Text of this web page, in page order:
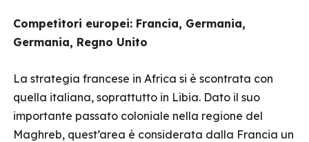
Competitori europei: Francia, Germania,
Germania, Regno Unito
La strategia francese in Africa si è scontrata con
quella italiana, soprattutto in Libia. Dato il suo
importante passato coloniale nella regione del
Maghreb, quest’area è considerata dalla Francia un